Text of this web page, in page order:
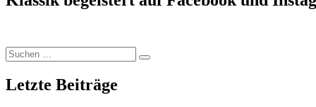
Suchen
nach:
Suchen
Letzte Beiträge